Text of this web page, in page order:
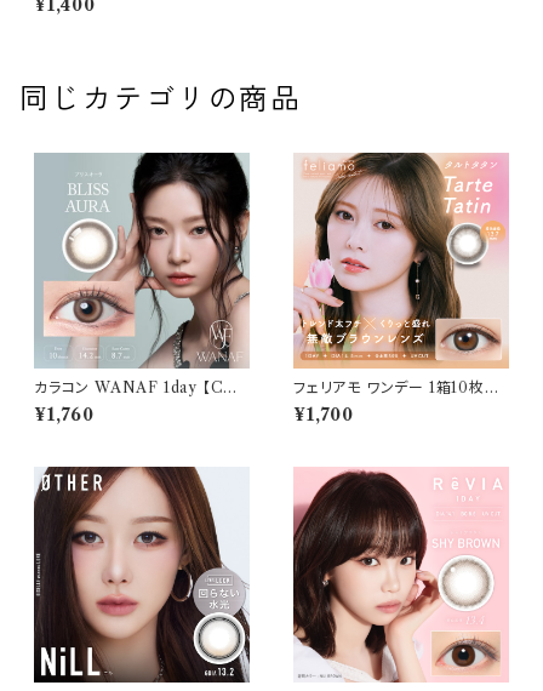
度あり めるる カラコン melloe
¥1,400
同じカテゴリの商品
カラコン WANAF 1day 【COL
OR：ブリスオーラ】1箱 10枚入
ワナフ ワンデー キムミンジュ K
レンズ
¥1,760
フェリアモ ワンデー 1箱10枚入
り【COLOR：タルトタタン】 白石
麻衣（まいやん） イメージモデ
ンタクトレンズ
¥1,700